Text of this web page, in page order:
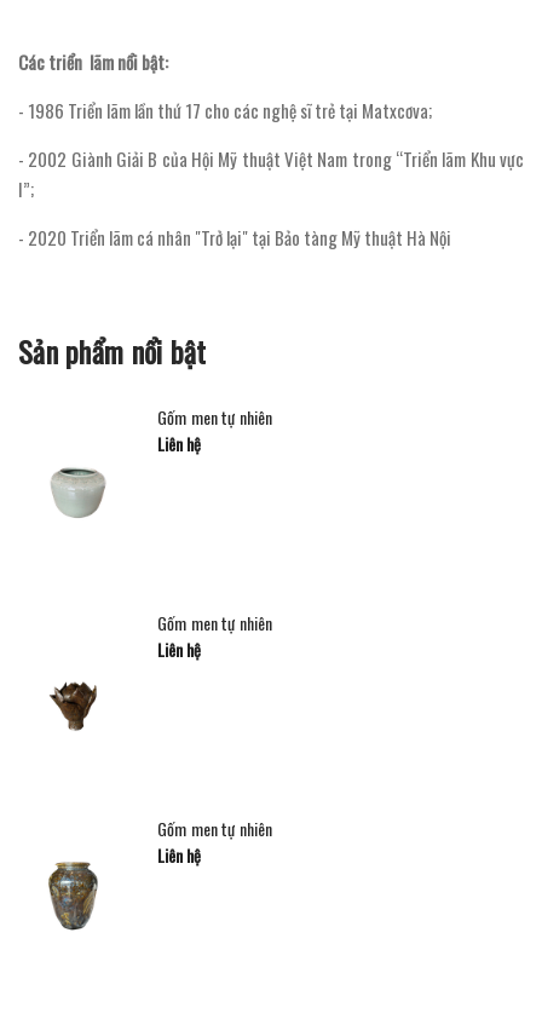
Các triển lãm nổi bật:
- 1986 Triển lãm lần thứ 17 cho các nghệ sĩ trẻ tại Matxcơva;
- 2002 Giành Giải B của Hội Mỹ thuật Việt Nam trong “Triển lãm Khu vực
I”;
- 2020 Triển lãm cá nhân "Trở lại" tại Bảo tàng Mỹ thuật Hà Nội
Sản phẩm nổi bật
Gốm men tự nhiên
Liên hệ
Gốm men tự nhiên
Liên hệ
Gốm men tự nhiên
Liên hệ